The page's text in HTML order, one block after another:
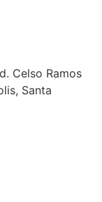
Celso Ramos
Santa